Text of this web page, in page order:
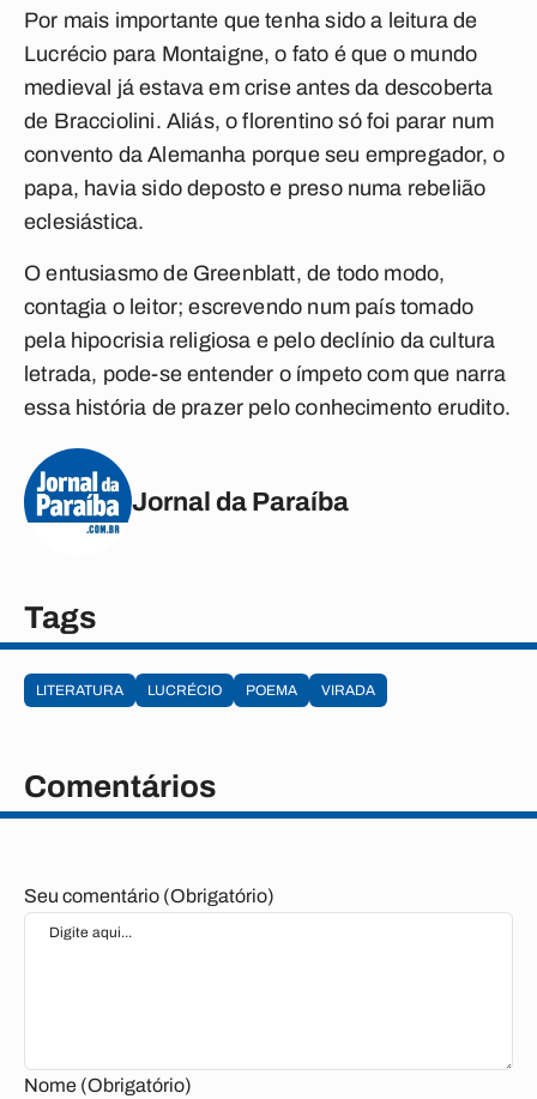
Por mais importante que tenha sido a leitura de
Lucrécio para Montaigne, o fato é que o mundo
medieval já estava em crise antes da descoberta
de Bracciolini. Aliás, o florentino só foi parar num
convento da Alemanha porque seu empregador, o
papa, havia sido deposto e preso numa rebelião
eclesiástica.
O entusiasmo de Greenblatt, de todo modo,
contagia o leitor; escrevendo num país tomado
pela hipocrisia religiosa e pelo declínio da cultura
letrada, pode-se entender o ímpeto com que narra
essa história de prazer pelo conhecimento erudito.
Jornal da Paraíba
Tags
LITERATURA LUCRÉCIO POEMA VIRADA
Comentários
Seu comentário (Obrigatório)
Nome (Obrigatório)